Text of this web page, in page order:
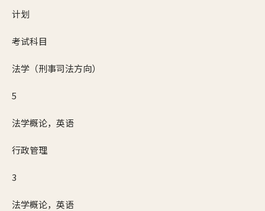
计划
考试科目
法学（刑事司法方向）
5
法学概论，英语
行政管理
3
法学概论，英语